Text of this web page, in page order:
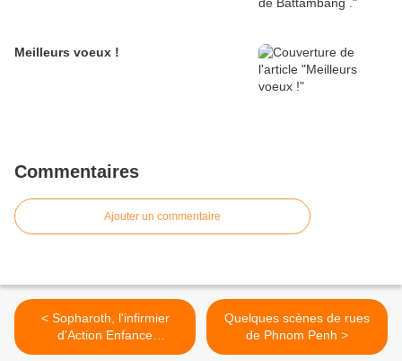
Meilleurs voeux !
Commentaires
Ajouter un commentaire
< Sopharoth, l'infirmier
d'Action Enfance
Cambodge
Quelques scènes de rues
de Phnom Penh >